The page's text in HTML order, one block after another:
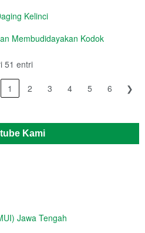
Kelinci
Membudidayakan Kodok
51 entri
1 2 3 4 5 6 ❯
Kami